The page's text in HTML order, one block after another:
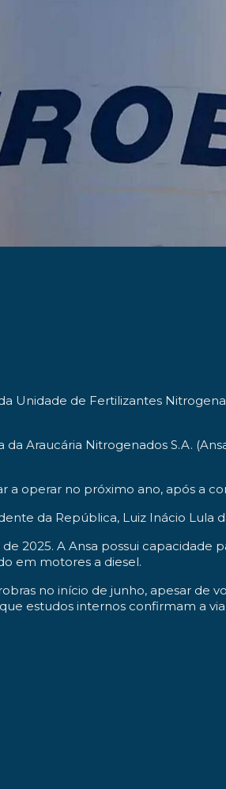
Unidade de Fertilizantes
Araucária Nitrogenados S.A.
a operar no próximo ano, após a
da República, Luiz Inácio Lula
2025. A Ansa possui capacidade
em motores a diesel.
no início de junho, apesar de
estudos internos confirmam a